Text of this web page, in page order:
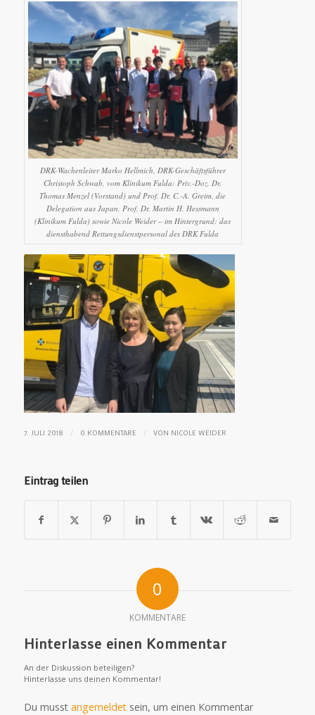
DRK-Wachenleiter Marko Hellmich, DRK-Geschäftsführer
Christoph Schwab, vom Klinikum Fulda: Priv.-Doz. Dr.
Thomas Menzel (Vorstand) und Prof. Dr. C.-A. Greim, die
Delegation aus Japan, Prof. Dr. Martin H. Hessmann
(Klinikum Fulda) sowie Nicole Weider – im Hintergrund: das
diensthabend Rettungsdienstpersonal des DRK Fulda
7. JULI 2018 / 0 KOMMENTARE / VON NICOLE WEIDER
Eintrag teilen
0
KOMMENTARE
Hinterlasse einen Kommentar
An der Diskussion beteiligen?
Hinterlasse uns deinen Kommentar!
Du musst angemeldetsein, um einen Kommentar